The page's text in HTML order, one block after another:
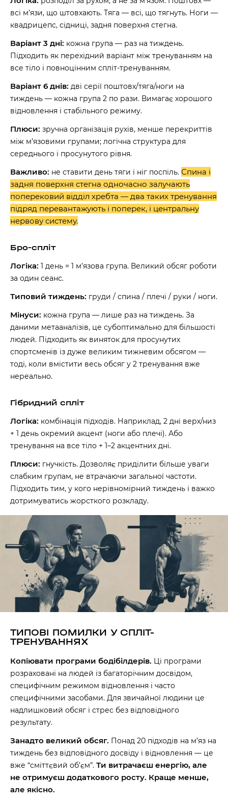
всі м’язи, що штовхають. Тяга — всі, що тягнуть. Ноги —
квадрицепс, сідниці, задня поверхня стегна.
Варіант 3 дні: кожна група — раз на тиждень.
Підходить як перехідний варіант між тренуванням на
все тіло і повноцінним спліт-тренуванням.
Варіант 6 днів: дві серії поштовх/тяга/ноги на
тиждень — кожна група 2 по рази. Вимагає хорошого
відновлення і стабільного режиму.
Плюси: зручна організація рухів, менше перекриттів
між м’язовими групами; логічна структура для
середнього і просунутого рівня.
Важливо: не ставити день тяги і ніг поспіль. Спина і
задня поверхня стегна одночасно залучають
поперековий відділ хребта — два таких тренування
підряд перевантажують і поперек, і центральну
нервову систему.
Бро-спліт
Логіка: 1 день = 1 м’язова група. Великий обсяг роботи
за один сеанс.
Типовий тиждень: груди / спина / плечі / руки / ноги.
Мінуси: кожна група — лише раз на тиждень. За
даними метааналізів, це субоптимально для більшості
людей. Підходить як виняток для просунутих
спортсменів із дуже великим тижневим обсягом —
тоді, коли вмістити весь обсяг у 2 тренування вже
нереально.
Гібридний спліт
Логіка: комбінація підходів. Наприклад, 2 дні верх/низ
+ 1 день окремий акцент (ноги або плечі). Або
тренування на все тіло + 1–2 акцентних дні.
Плюси: гнучкість. Дозволяє приділити більше уваги
слабким групам, не втрачаючи загальної частоти.
Підходить тим, у кого нерівномірний тиждень і важко
дотримуватись жорсткого розкладу.
ТИПОВІ ПОМИЛКИ У СПЛІТ-
ТРЕНУВАННЯХ
Копіювати програми бодібілдерів. Ці програми
розраховані на людей із багаторічним досвідом,
специфічним режимом відновлення і часто
специфічними засобами. Для звичайної людини це
надлишковий обсяг і стрес без відповідного
результату.
Занадто великий обсяг. Понад 20 підходів на м’яз на
тиждень без відповідного досвіду і відновлення — це
вже “сміттєвий об’єм”. Ти витрачаєш енергію, але
не отримуєш додаткового росту. Краще менше,
але якісно.